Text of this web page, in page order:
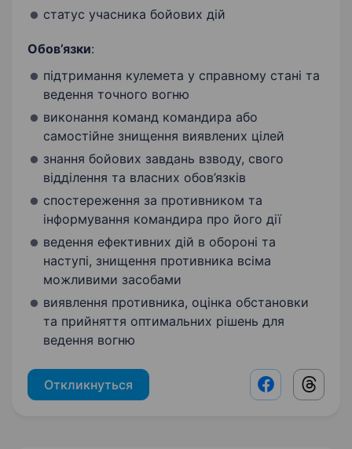
статус учасника бойових дій
Обов’язки:
підтримання кулемета у справному стані та
ведення точного вогню
виконання команд командира або
самостійне знищення виявлених цілей
знання бойових завдань взводу, свого
відділення та власних обов’язків
спостереження за противником та
інформування командира про його дії
ведення ефективних дій в обороні та
наступі, знищення противника всіма
можливими засобами
виявлення противника, оцінка обстановки
та прийняття оптимальних рішень для
ведення вогню
Откликнуться Facebook